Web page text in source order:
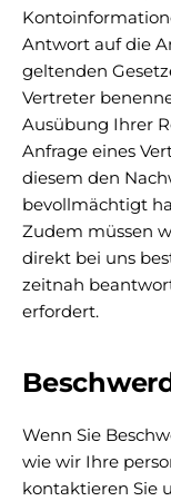
Antwort auf die
geltenden
Vertreter
Ausübung Ihrer
Anfrage eines
diesem den
bevollmächtigt
Zudem müssen
direkt bei uns
zeitnah
erfordert.
Wenn Sie
wie wir Ihre
kontaktieren Sie